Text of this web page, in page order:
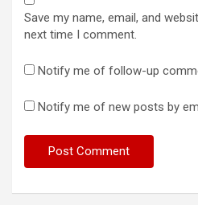
Save my name, email, and
next time I comment.
Notify me of follow-up
Notify me of new posts by